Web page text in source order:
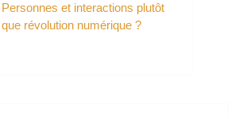
Personnes et interactions plutôt
que révolution numérique ?